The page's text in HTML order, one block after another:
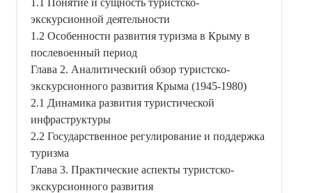
экскурсионной деятельности
1.2 Особенности развития туризма в Крыму в
послевоенный период
Глава 2. Аналитический обзор туристско-
экскурсионного развития Крыма (1945-1980)
2.1 Динамика развития туристической
инфраструктуры
2.2 Государственное регулирование и поддержка
туризма
Глава 3. Практические аспекты туристско-
экскурсионного развития